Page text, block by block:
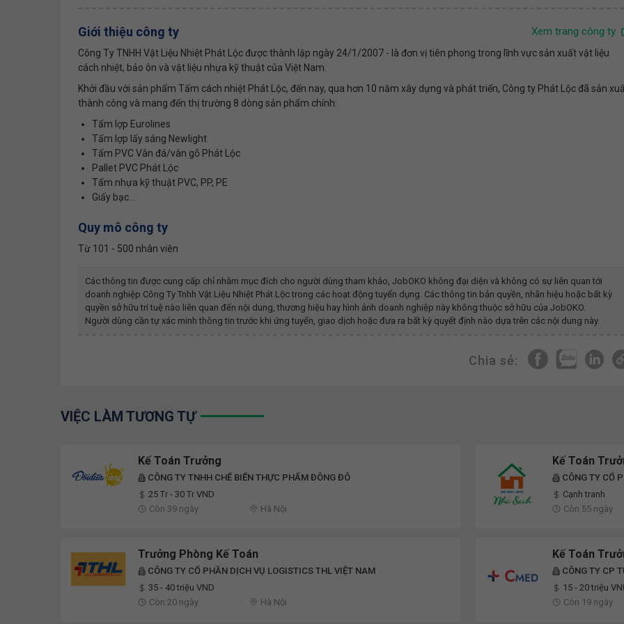
Giới thiệu công ty Xem trang công ty
Công Ty TNHH Vật Liệu Nhiệt Phát Lộc được thành lập ngày 24/1/2007 - là đơn vị tiên phong trong lĩnh vực sản xuất vật liệu
cách nhiệt, bảo ôn và vật liệu nhựa kỹ thuật của Việt Nam.
Khởi đầu với sản phẩm Tấm cách nhiệt Phát Lộc, đến nay, qua hơn 10 năm xây dựng và phát triển, Công ty Phát Lộc đã sản
thành công và mang đến thị trường 8 dòng sản phẩm chính:
Tấm lợp Eurolines
Tấm lợp lấy sáng Newlight
Tấm PVC Vân đá/vân gỗ Phát Lộc
Pallet PVC Phát Lộc
Tấm nhựa kỹ thuật PVC, PP, PE
Giấy bạc...
Quy mô công ty
Từ 101 - 500 nhân viên
Các thông tin được cung cấp chỉ nhằm mục đích cho người dùng tham khảo, JobOKO không đại diện và không có sự liên quan tới
doanh nghiệp Công Ty Tnhh Vật Liệu Nhiệt Phát Lộctrong các hoạt động tuyển dụng. Các thông tin bản quyền, nhãn hiệu hoặc bất kỳ
quyền sở hữu trí tuệ nào liên quan đến nội dung, thương hiệu hay hình ảnh doanh nghiệp này không thuộc sở hữu của JobOKO.
Người dùng cần tự xác minh thông tin trước khi ứng tuyển, giao dịch hoặc đưa ra bất kỳ quyết định nào dựa trên các nội dung này.
Chia sẻ:
VIỆC LÀM TƯƠNG TỰ
Kế Toán Trưởng
CÔNG TY TNHH CHẾ BIẾN THỰC PHẨM ĐÔNG ĐÔ
25 Tr - 30 Tr VND
Còn 39 ngày
Hà Nội
Kế Toán
CÔNG TY CỔ
Cạnh tranh
Còn 55 ngày
Trưởng Phòng Kế Toán
CÔNG TY CỔ PHẦN DỊCH VỤ LOGISTICS THL VIỆT NAM
35 - 40 triệu VND
Còn 20 ngày
Hà Nội
Kế Toán
CÔNG TY CP
15 - 20 triệu
Còn 19 ngày